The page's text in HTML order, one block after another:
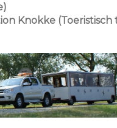
Knokke